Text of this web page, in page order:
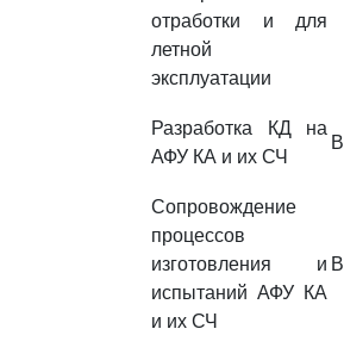
отработки и для
летной
эксплуатации
Разработка КД на
АФУ КА и их СЧ
Сопровождение
процессов
изготовления и
испытаний АФУ КА
и их СЧ